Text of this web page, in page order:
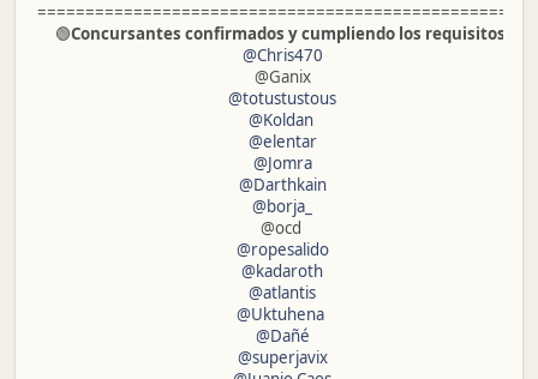
===================================================
🟢Concursantes confirmados y cumpliendo los requisitos:
@Chris470
@Ganix
@totustustous
@Koldan
@elentar
@Jomra
@Darthkain
@borja_
@ocd
@ropesalido
@kadaroth
@atlantis
@Uktuhena
@Dañé
@superjavix